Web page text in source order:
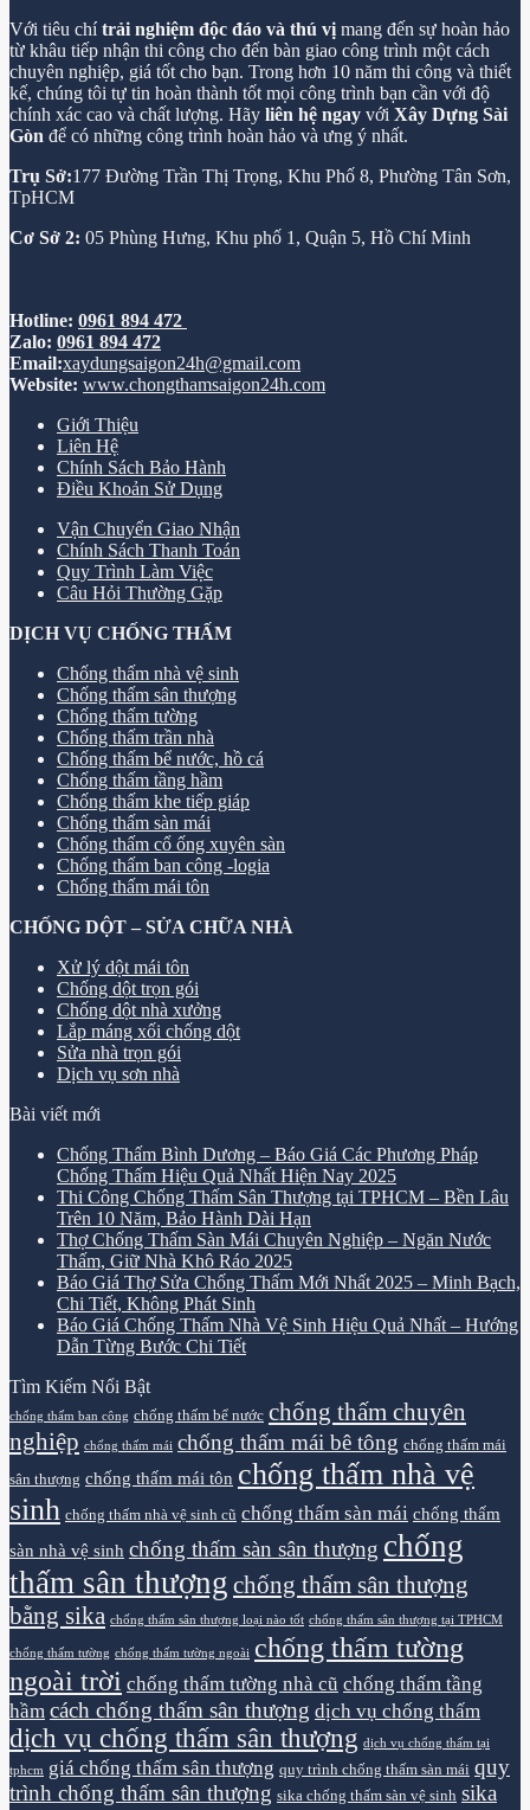
Với tiêu chítrải nghiệm độc đáo và thú vị mang đến sự hoàn hảo
từ khâu tiếp nhận thi công cho đến bàn giao công trình một cách
chuyên nghiệp, giá tốt cho bạn. Trong hơn 10 năm thi công và thiết
kế, chúng tôi tự tin hoàn thành tốt mọi công trình bạn cần với độ
chính xác cao và chất lượng. Hãy liên hệ ngay với Xây Dựng Sài
Gòn để có những công trình hoàn hảo và ưng ý nhất.
Trụ Sở:177 Đường Trần Thị Trọng, Khu Phố 8, Phường Tân Sơn,
TpHCM
Cơ Sở 2: 05 Phùng Hưng, Khu phố 1, Quận 5, Hồ Chí Minh
Hotline: 0961 894 472
Zalo: 0961 894 472
Email:xaydungsaigon24h@gmail.com
Website: www.chongthamsaigon24h.com
Giới Thiệu
Liên Hệ
Chính Sách Bảo Hành
Điều Khoản Sử Dụng
Vận Chuyển Giao Nhận
Chính Sách Thanh Toán
Quy Trình Làm Việc
Câu Hỏi Thường Gặp
DỊCH VỤ CHỐNG THẤM
Chống thấm nhà vệ sinh
Chống thấm sân thượng
Chống thấm tường
Chống thấm trần nhà
Chống thấm bể nước, hồ cá
Chống thấm tầng hầm
Chống thấm khe tiếp giáp
Chống thấm sàn mái
Chống thấm cổ ống xuyên sàn
Chống thấm ban công -logia
Chống thấm mái tôn
CHỐNG DỘT – SỬA CHỮA NHÀ
Xử lý dột mái tôn
Chống dột trọn gói
Chống dột nhà xưởng
Lắp máng xối chống dột
Sửa nhà trọn gói
Dịch vụ sơn nhà
Bài viết mới
Chống Thấm Bình Dương – Báo Giá Các Phương Pháp
Chống Thấm Hiệu Quả Nhất Hiện Nay 2025
Thi Công Chống Thấm Sân Thượng tại TPHCM – Bền Lâu
Trên 10 Năm, Bảo Hành Dài Hạn
Thợ Chống Thấm Sàn Mái Chuyên Nghiệp – Ngăn Nước
Thấm, Giữ Nhà Khô Ráo 2025
Báo Giá Thợ Sửa Chống Thấm Mới Nhất 2025 – Minh Bạch,
Chi Tiết, Không Phát Sinh
Báo Giá Chống Thấm Nhà Vệ Sinh Hiệu Quả Nhất – Hướng
Dẫn Từng Bước Chi Tiết
Tìm Kiếm Nổi Bật
chống thấm ban công chống thấm bể nước chống thấm chuyên
nghiệp chống thấm mái chống thấm mái bê tông chống thấm mái
sân thượng chống thấm mái tôn chống thấm nhà vệ
sinh chống thấm nhà vệ sinh cũ chống thấm sàn mái chống thấm
sàn nhà vệ sinh chống thấm sàn sân thượng chống
thấm sân thượng chống thấm sân thượng
bằng sika chống thấm sân thượng loại nào tốt chống thấm sân thượng tại TPHCM
chống thấm tường chống thấm tường ngoài chống thấm tường
ngoài trời chống thấm tường nhà cũ chống thấm tầng
hầm cách chống thấm sân thượng dịch vụ chống thấm
dịch vụ chống thấm sân thượng dịch vụ chống thấm tại
tphcm giá chống thấm sân thượng quy trình chống thấm sàn mái quy
trình chống thấm sân thượng sika chống thấm sàn vệ sinh sika